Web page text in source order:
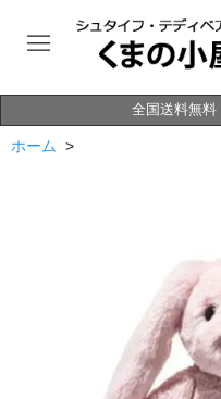
全国送料無料
ホーム >